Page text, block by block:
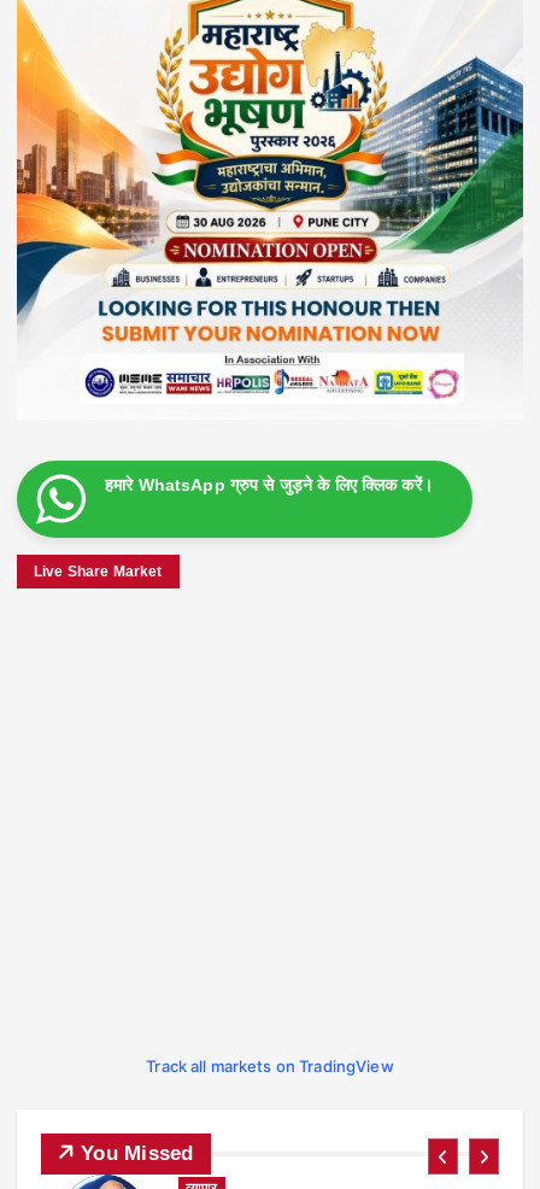
हमारे WhatsApp ग्रुप से जुड़ने के लिए क्लिक करें।
Live Share Market
Track all markets on TradingView
You Missed